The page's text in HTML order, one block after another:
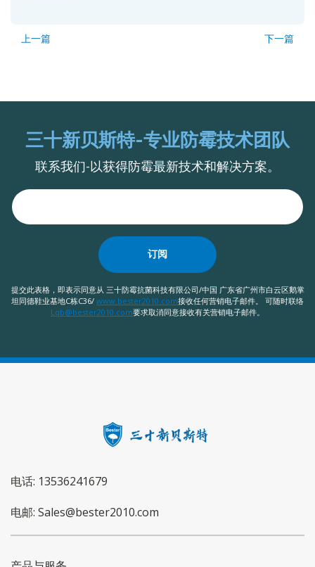
上一篇 下一篇
三十新贝斯特-专业防霉技术团队
联系我们-以获得防霉最新技术和解决方案。
订阅
提交此表格，即表示同意从 三十防霉抗菌科技有限公司/中国 广东省广州市白云区鹅掌
坦同德鞋业基地C栋C36/ www.bester2010.com接收任何营销电子邮件。 可随时联络
Lqb@bester2010.com要求取消同意接收有关营销电子邮件。
电话: 13536241679
电邮: Sales@bester2010.com